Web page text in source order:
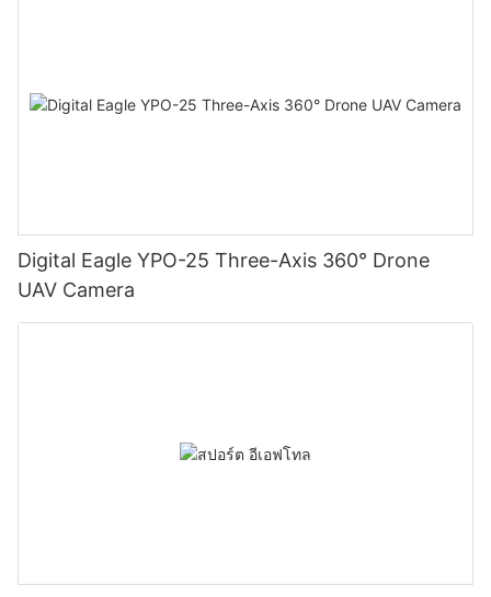
Digital Eagle YPO-25 Three-Axis 360° Drone
UAV Camera